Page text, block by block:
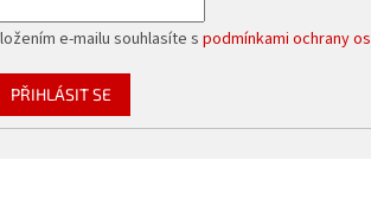
e-mailu souhlasíte spodmínkami ochrany
PŘIHLÁSIT SE